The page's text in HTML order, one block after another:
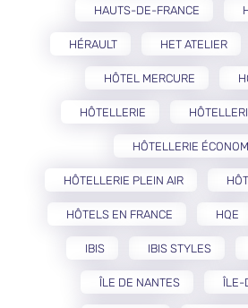
HAUTS-DE-FRANCE
HÉRAULT HET ATELIER
HÔTEL MERCURE
HÔTELLERIE
HÔTELLERIE
HÔTELLERIE PLEIN AIR
HÔTELS EN FRANCE HQE
IBIS IBIS STYLES
ÎLE DE NANTES ÎLE-